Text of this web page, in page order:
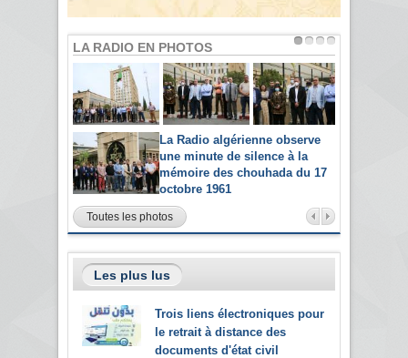
LA RADIO EN PHOTOS
La Radio algérienne observe
une minute de silence à la
mémoire des chouhada du 17
octobre 1961
Toutes les photos
Les plus lus
Trois liens électroniques pour
le retrait à distance des
documents d'état civil